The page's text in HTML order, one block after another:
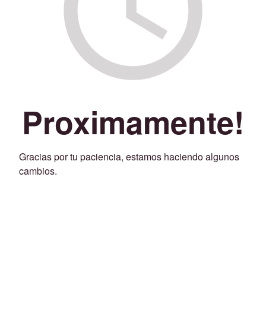
Proximamente!
Gracias por tu paciencia, estamos haciendo algunos
cambios.